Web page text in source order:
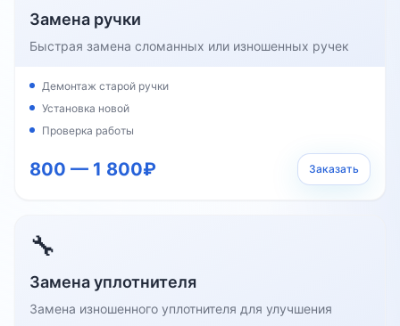
Замена ручки
Быстрая замена сломанных или изношенных ручек
Демонтаж старой ручки
Установка новой
Проверка работы
800 — 1 800₽ Заказать
🔧
Замена уплотнителя
Замена изношенного уплотнителя для улучшения